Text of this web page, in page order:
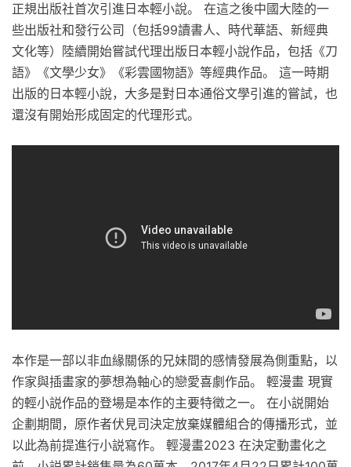
正規出版社首次引進日本輕小說。 在這之後中國大陸的一
些出版社和發行公司（包括99讀書人、時代華語、新經典
文化等）陸續開始嘗試代理出版日本輕小說作品，包括《刀
語》《文學少女》《彩雲國物語》等經典作品。 這一時期
出版的日本輕小說，大多是對日本通俗文學引進的嘗試，也
還沒有開始形成固定的代理形式。
本作是一部以非血緣關係的兄妹間的感情發展為側重點，以
作家與插畫家的夢想為軸心的戀愛喜劇作品。 輕漫畫 現實
的輕小説作品的登場是本作的主要特徵之一。 在小説開始
企劃期間，原作者伏見司決定放棄媒體組合的傳播形式，並
以此為前提進行小説寫作。 輕漫畫2023 在決定動畫化之